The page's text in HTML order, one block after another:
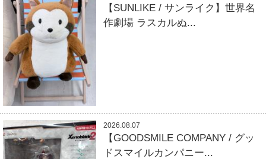
【SUNLIKE / サンライク】世界名
作劇場 ラスカルぬ...
2026.08.07
【GOODSMILE COMPANY / グッ
ドスマイルカンパニー...